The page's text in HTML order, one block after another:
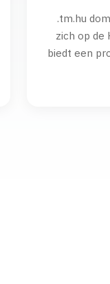
.tm.hu
zich op de
biedt een